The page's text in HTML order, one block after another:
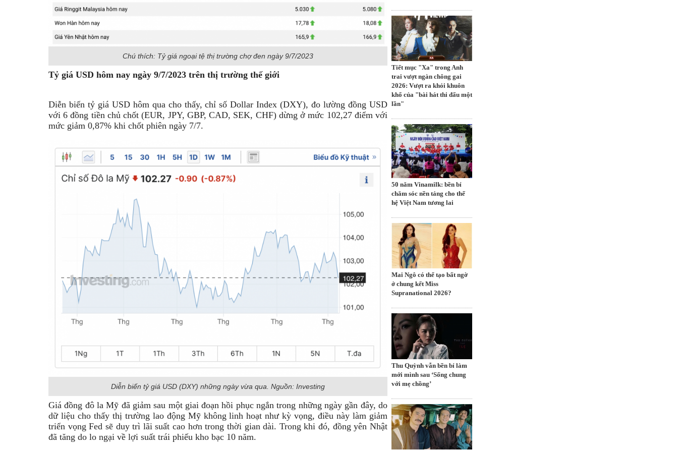
Chú thích: Tỷ giá ngoại tệ thị trường chợ đen ngày 9/7/2023
Tỷ giá USD hôm nay ngày 9/7/2023 trên thị trường thế giới
Diễn biến tỷ giá USD hôm qua cho thấy, chỉ số Dollar Index (DXY), đo lường đồng USD
với 6 đồng tiền chủ chốt (EUR, JPY, GBP, CAD, SEK, CHF) dừng ở mức 102,27 điểm với
mức giảm 0,87% khi chốt phiên ngày 7/7.
Diễn biến tỷ giá USD (DXY) những ngày vừa qua. Nguồn: Investing
Giá đồng đô la Mỹ đã giảm sau một giai đoạn hồi phục ngắn trong những ngày gần đây, do
dữ liệu cho thấy thị trường lao động Mỹ không linh hoạt như kỳ vọng, điều này làm giảm
triển vọng Fed sẽ duy trì lãi suất cao hơn trong thời gian dài. Trong khi đó, đồng yên Nhật
đã tăng do lo ngại về lợi suất trái phiếu kho bạc 10 năm.
Tiết mục "Xa" trong Anh
trai vượt ngàn chông gai
2026: Vượt ra khỏi khuôn
khổ của "bài hát thi đấu một
lần"
50 năm Vinamilk: bền bỉ
chăm sóc nền tảng cho thế
hệ Việt Nam tương lai
Mai Ngô có thể tạo bất ngờ
ở chung kết Miss
Supranational 2026?
Thu Quỳnh vẫn bền bỉ làm
mới mình sau ‘Sống chung
với mẹ chồng’